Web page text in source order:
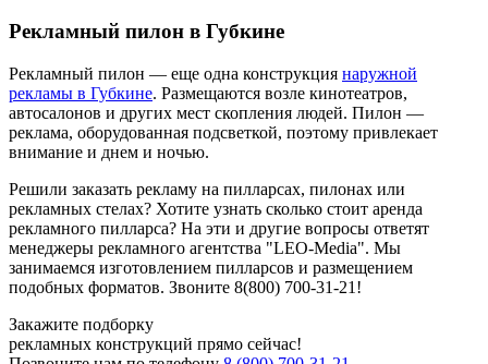
Рекламный пилон в Губкине
Рекламный пилон — еще одна конструкция наружной
рекламы в Губкине. Размещаются возле кинотеатров,
автосалонов и других мест скопления людей. Пилон —
реклама, оборудованная подсветкой, поэтому привлекает
внимание и днем и ночью.
Решили заказать рекламу на пилларсах, пилонах или
рекламных стелах? Хотите узнать сколько стоит аренда
рекламного пилларса? На эти и другие вопросы ответят
менеджеры рекламного агентства "LEO-Media". Мы
занимаемся изготовлением пилларсов и размещением
подобных форматов. Звоните 8(800) 700-31-21!
Закажите подборку
рекламных конструкций прямо сейчас!